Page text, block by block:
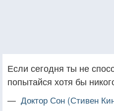
Если сегодня ты не
попытайся хотя бы
— Доктор Сон (Стивен